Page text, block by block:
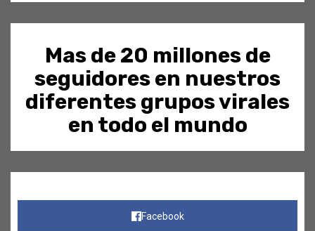
Mas de 20 millones de
seguidores en nuestros
diferentes grupos virales
en todo el mundo
Facebook